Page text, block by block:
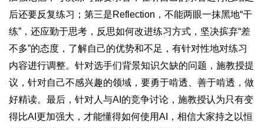
后还要反复练习；第三是Reflection，不能两眼一抹黑地“干
练”，还应勤于思考，反思如何改进练习方式，坚决摈弃“差
不多”的态度，了解自己的优势和不足，有针对性地对练习
内容进行调整。针对选手们背景知识欠缺的问题，施教授提
议，针对自己不感兴趣的领域，要勇于啃透、善于啃透，做
好精读。最后，针对人与AI的竞争讨论，施教授认为只有变
得比AI更加强大，才能懂得如何使用AI，相信大家持之以恒